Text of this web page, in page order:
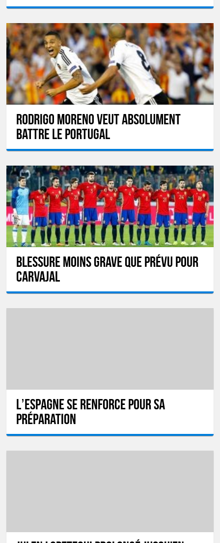
Rodrigo Moreno veut absolument
battre le Portugal
Blessure moins grave que prévu pour
Carvajal
L’Espagne se renforce pour sa
préparation